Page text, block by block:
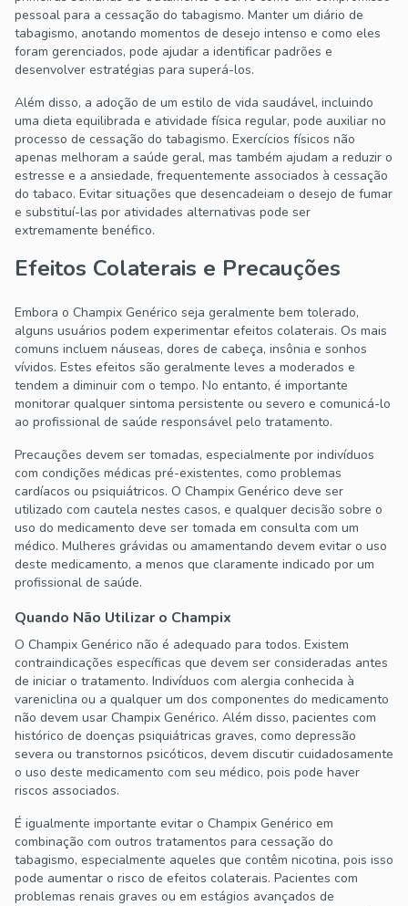
pessoal para a cessação do tabagismo. Manter um diário de
tabagismo, anotando momentos de desejo intenso e como eles
foram gerenciados, pode ajudar a identificar padrões e
desenvolver estratégias para superá-los.
Além disso, a adoção de um estilo de vida saudável, incluindo
uma dieta equilibrada e atividade física regular, pode auxiliar no
processo de cessação do tabagismo. Exercícios físicos não
apenas melhoram a saúde geral, mas também ajudam a reduzir o
estresse e a ansiedade, frequentemente associados à cessação
do tabaco. Evitar situações que desencadeiam o desejo de fumar
e substituí-las por atividades alternativas pode ser
extremamente benéfico.
Efeitos Colaterais e Precauções
Embora o Champix Genérico seja geralmente bem tolerado,
alguns usuários podem experimentar efeitos colaterais. Os mais
comuns incluem náuseas, dores de cabeça, insônia e sonhos
vívidos. Estes efeitos são geralmente leves a moderados e
tendem a diminuir com o tempo. No entanto, é importante
monitorar qualquer sintoma persistente ou severo e comunicá-lo
ao profissional de saúde responsável pelo tratamento.
Precauções devem ser tomadas, especialmente por indivíduos
com condições médicas pré-existentes, como problemas
cardíacos ou psiquiátricos. O Champix Genérico deve ser
utilizado com cautela nestes casos, e qualquer decisão sobre o
uso do medicamento deve ser tomada em consulta com um
médico. Mulheres grávidas ou amamentando devem evitar o uso
deste medicamento, a menos que claramente indicado por um
profissional de saúde.
Quando Não Utilizar o Champix
O Champix Genérico não é adequado para todos. Existem
contraindicações específicas que devem ser consideradas antes
de iniciar o tratamento. Indivíduos com alergia conhecida à
vareniclina ou a qualquer um dos componentes do medicamento
não devem usar Champix Genérico. Além disso, pacientes com
histórico de doenças psiquiátricas graves, como depressão
severa ou transtornos psicóticos, devem discutir cuidadosamente
o uso deste medicamento com seu médico, pois pode haver
riscos associados.
É igualmente importante evitar o Champix Genérico em
combinação com outros tratamentos para cessação do
tabagismo, especialmente aqueles que contêm nicotina, pois isso
pode aumentar o risco de efeitos colaterais. Pacientes com
problemas renais graves ou em estágios avançados de